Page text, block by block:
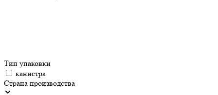
Тип упаковки
канистра
Страна производства